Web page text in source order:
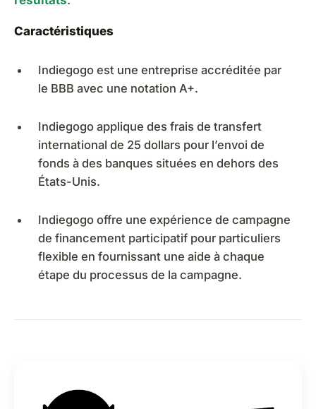
Caractéristiques
Indiegogo est une entreprise accréditée par
le BBB avec une notation A+.
Indiegogo applique des frais de transfert
international de 25 dollars pour l’envoi de
fonds à des banques situées en dehors des
États-Unis.
Indiegogo offre une expérience de campagne
de financement participatif pour particuliers
flexible en fournissant une aide à chaque
étape du processus de la campagne.